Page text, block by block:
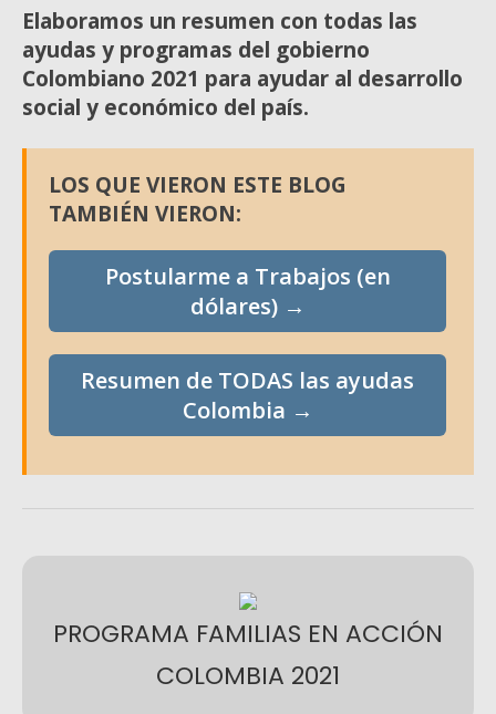
Elaboramos un resumen con todas las
ayudas y programas del gobierno
Colombiano 2021 para ayudar al desarrollo
social y económico del país.
LOS QUE VIERON ESTE BLOG
TAMBIÉN VIERON:
Postularme a Trabajos (en
dólares) →
Resumen de TODAS las ayudas
Colombia →
PROGRAMA FAMILIAS EN ACCIÓN
COLOMBIA 2021